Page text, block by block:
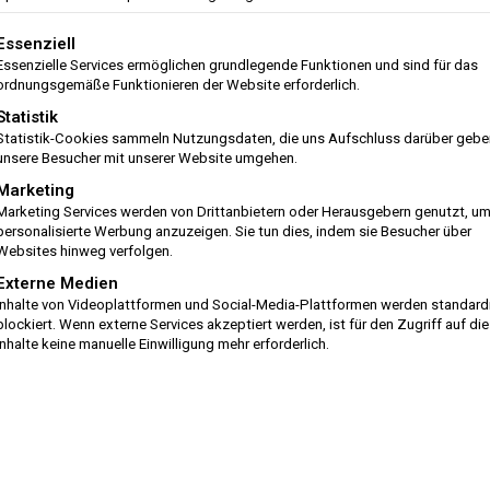
Funktion
eine Liste der Service-Gruppen, für die eine Einwilligung
Services ermöglichen grundlegende Funktionen und sind für das
Funktionieren der Website erforderlich.
Cookies sammeln Nutzungsdaten, die uns Aufschluss darüber
Besucher mit unserer Website umgehen.
Services werden von Drittanbietern oder Herausgebern genutzt, um
Werbung anzuzeigen. Sie tun dies, indem sie Besucher über
hinweg verfolgen.
Medien
von Videoplattformen und Social-Media-Plattformen werden
Wenn externe Services akzeptiert werden, ist für den Zugriff auf
keine manuelle Einwilligung mehr erforderlich.